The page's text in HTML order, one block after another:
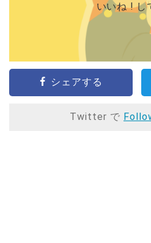
いいね ! し
シェアする
Twitter で